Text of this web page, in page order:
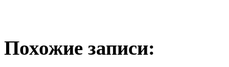
Похожие записи: